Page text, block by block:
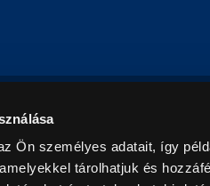
Ön személyes adatait, így
tárolhatjuk és